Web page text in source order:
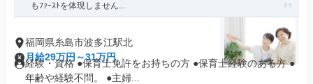
もﾌｧｰｽﾄを体現しません...
福岡県糸島市波多江駅北
月給29万円～31万円
経験・資格 ●保育士免許をお持ちの方 ●保育士経験のある方 ●
年齢や経験不問。 ●主婦...